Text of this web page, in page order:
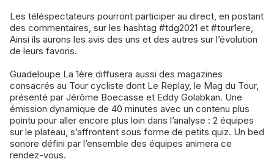
Les téléspectateurs pourront participer au direct, en postant
des commentaires, sur les hashtag #tdg2021 et #tour1ere,
Ainsi ils aurons les avis des uns et des autres sur l’évolution
de leurs favoris.
Guadeloupe La 1ère diffusera aussi des magazines
consacrés au Tour cycliste dont Le Replay, le Mag du Tour,
présenté par Jérôme Boecasse et Eddy Golabkan. Une
émission dynamique de 40 minutes avec un contenu plus
pointu pour aller encore plus loin dans l’analyse : 2 équipes
sur le plateau, s’affrontent sous forme de petits quiz. Un bed
sonore défini par l’ensemble des équipes animera ce
rendez-vous.